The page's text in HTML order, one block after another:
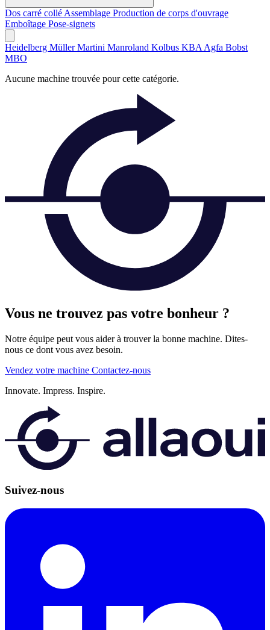
Dos carré collé Assemblage Production de corps d'ouvrage
Emboîtage Pose-signets
Heidelberg Müller Martini Manroland Kolbus KBA Agfa Bobst
MBO
Aucune machine trouvée pour cette catégorie.
Vous ne trouvez pas votre bonheur ?
Notre équipe peut vous aider à trouver la bonne machine. Dites-
nous ce dont vous avez besoin.
Vendez votre machine Contactez-nous
Innovate. Impress. Inspire.
Suivez-nous